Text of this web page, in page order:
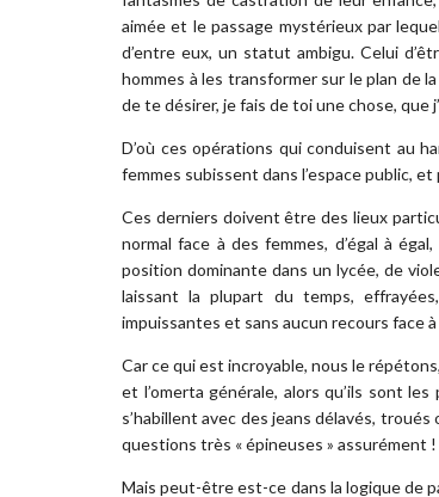
aimée et le passage mystérieux par
d’entre eux, un statut ambigu. Celui
hommes à les transformer sur le plan de
de te désirer, je fais de toi une chose, que
D’où ces opérations qui conduisent au
femmes subissent dans l’espace public,
Ces derniers doivent être des lieux
normal face à des femmes, d’égal à
position dominante dans un lycée, de
laissant la plupart du temps,
impuissantes et sans aucun recours face
Car ce qui est incroyable, nous le
et l’omerta générale, alors qu’ils sont
s’habillent avec des jeans délavés,
questions très « épineuses » assurément !
Mais peut-être est-ce dans la logique de